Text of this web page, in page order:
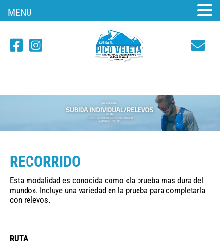
RECORRIDO
Esta modalidad es conocida como «la prueba mas dura del
mundo». Incluye una variedad en la prueba para completarla
con relevos.
RUTA
MENU